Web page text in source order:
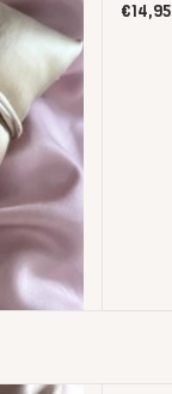
€14,95